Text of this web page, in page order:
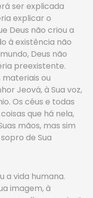
ser explicada
explicar o
Deus não criou a
à existência não
Deus não
preexistente.
materiais ou
Jeová, à Sua voz,
Os céus e todas
que há nela,
mãos, mas sim
de Sua
a vida humana.
imagem, à